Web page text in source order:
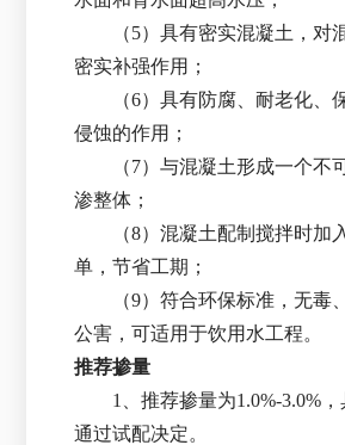
（5）具有密实混凝土，对
密实补强作用；
（6）具有防腐、耐老化、
侵蚀的作用；
（7）与混凝土形成一个不
渗整体；
（8）混凝土配制搅拌时加
单，节省工期；
（9）符合环保标准，无毒
公害，可适用于饮用水工程。
推荐掺量
1、推荐掺量为1.0%-3.0%
通过试配决定。